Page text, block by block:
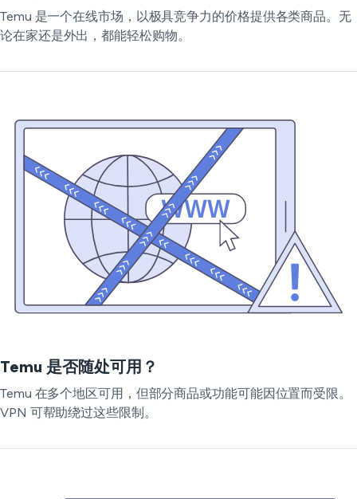
Temu 是一个在线市场，以极具竞争力的价格提供各类商品。无
论在家还是外出，都能轻松购物。
Temu 是否随处可用？
Temu 在多个地区可用，但部分商品或功能可能因位置而受限。
VPN 可帮助绕过这些限制。